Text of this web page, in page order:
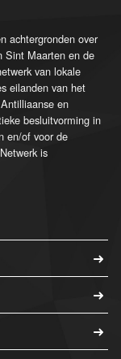
achtergronden over
Sint Maarten en de
van lokale
eilanden van het
en
besluitvorming in
en/of voor de
is